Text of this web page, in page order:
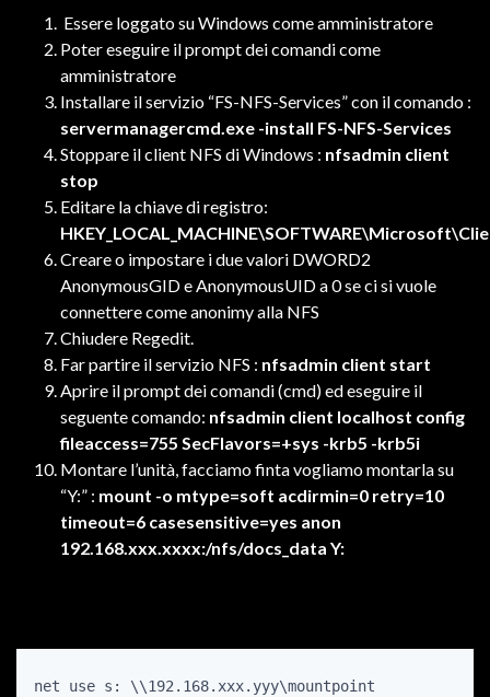
Essere loggato su Windows come amministratore
Poter eseguire il prompt dei comandi come
amministratore
Installare il servizio “FS-NFS-Services” con il comando :
servermanagercmd.exe -install FS-NFS-Services
Stoppare il client NFS di Windows : nfsadmin client
stop
Editare la chiave di registro:
Creare o impostare i due valori DWORD2
AnonymousGID e AnonymousUID a 0 se ci si vuole
connettere come anonimy alla NFS
Chiudere Regedit.
Far partire il servizio NFS : nfsadmin client start
Aprire il prompt dei comandi (cmd) ed eseguire il
seguente comando: nfsadmin client localhost config
fileaccess=755 SecFlavors=+sys -krb5 -krb5i
Montare l’unità, facciamo finta vogliamo montarla su
“Y:” : mount -o mtype=soft acdirmin=0 retry=10
timeout=6 casesensitive=yes anon
192.168.xxx.xxxx:/nfs/docs_data Y:
net use s: \\192.168.xxx.yyy\mountpoint